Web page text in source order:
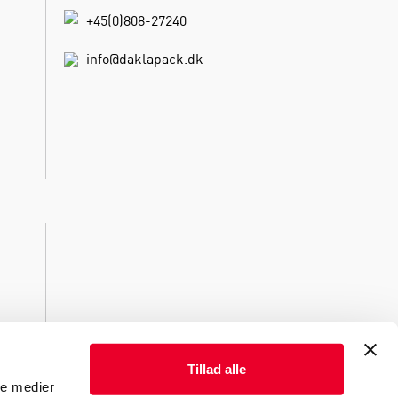
medier
Tillad alle
+45(0)808-27240
info@daklapack.dk